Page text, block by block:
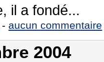
il a fondé...
- aucun commentaire
2004